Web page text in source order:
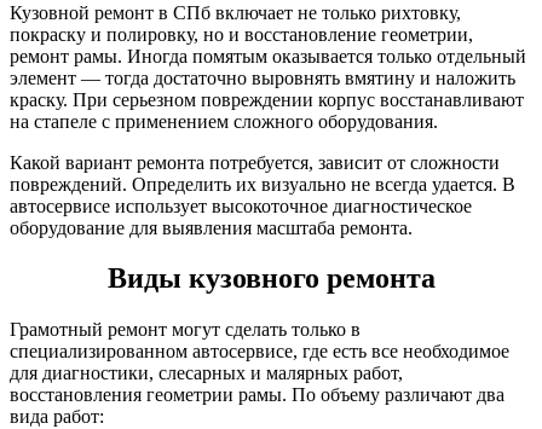
Кузовной ремонт в СПб включает не только рихтовку,
покраску и полировку, но и восстановление геометрии,
ремонт рамы. Иногда помятым оказывается только отдельный
элемент — тогда достаточно выровнять вмятину и наложить
краску. При серьезном повреждении корпус восстанавливают
на стапеле с применением сложного оборудования.
Какой вариант ремонта потребуется, зависит от сложности
повреждений. Определить их визуально не всегда удается. В
автосервисе использует высокоточное диагностическое
оборудование для выявления масштаба ремонта.
Виды кузовного ремонта
Грамотный ремонт могут сделать только в
специализированном автосервисе, где есть все необходимое
для диагностики, слесарных и малярных работ,
восстановления геометрии рамы. По объему различают два
вида работ: